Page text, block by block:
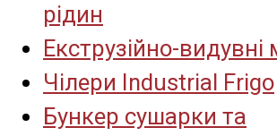
рідин
Екструзійно-
Чілери Industrial Frigo
Бункер сушарки та